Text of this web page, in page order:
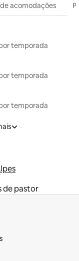
acomodações
temporada
temporada
temporada
de pastor